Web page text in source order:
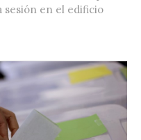
sesión en el edificio